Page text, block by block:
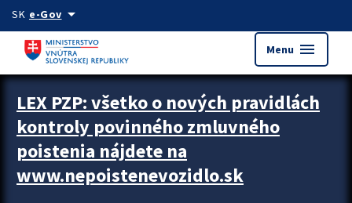
Preskocit na hlavný obsah
SK e-Govarrow_drop_down
Menu menu
Zastavit automatický posun upútavok
LEX PZP: všetko o nových pravidlách
kontroly povinného zmluvného
poistenia nájdete na
www.nepoistenevozidlo.sk